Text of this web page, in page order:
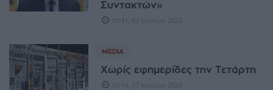
Συντακτών»
10:41, 02 Ιουλίου 2025
MEDIA
Χωρίς εφημερίδες την Τετάρτη
10:14, 17 Ιουνίου 2025